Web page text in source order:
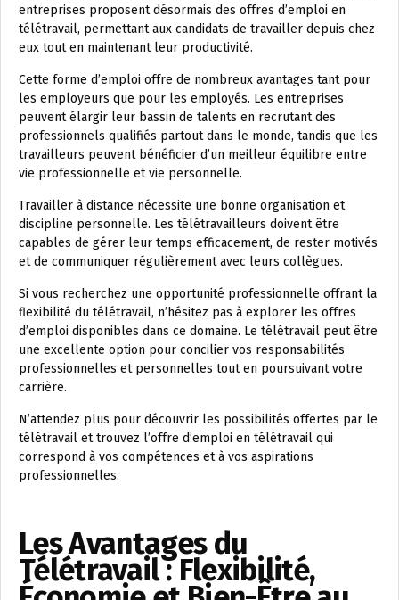
entreprises proposent désormais des offres d’emploi en
télétravail, permettant aux candidats de travailler depuis chez
eux tout en maintenant leur productivité.
Cette forme d’emploi offre de nombreux avantages tant pour
les employeurs que pour les employés. Les entreprises
peuvent élargir leur bassin de talents en recrutant des
professionnels qualifiés partout dans le monde, tandis que les
travailleurs peuvent bénéficier d’un meilleur équilibre entre
vie professionnelle et vie personnelle.
Travailler à distance nécessite une bonne organisation et
discipline personnelle. Les télétravailleurs doivent être
capables de gérer leur temps efficacement, de rester motivés
et de communiquer régulièrement avec leurs collègues.
Si vous recherchez une opportunité professionnelle offrant la
flexibilité du télétravail, n’hésitez pas à explorer les offres
d’emploi disponibles dans ce domaine. Le télétravail peut être
une excellente option pour concilier vos responsabilités
professionnelles et personnelles tout en poursuivant votre
carrière.
N’attendez plus pour découvrir les possibilités offertes par le
télétravail et trouvez l’offre d’emploi en télétravail qui
correspond à vos compétences et à vos aspirations
professionnelles.
Les Avantages du
Télétravail : Flexibilité,